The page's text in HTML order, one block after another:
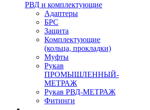
РВД и комплектующие
Адаптеры
БРС
Защита
Комплектующие
(кольца, прокладки)
Муфты
Рукав
ПРОМЫШЛЕННЫЙ-
МЕТРАЖ
Рукав РВД-МЕТРАЖ
Фитинги